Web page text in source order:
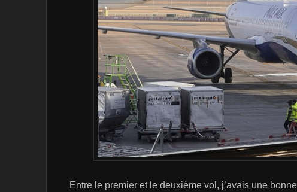
Entre le premier et le deuxième vol, j’avais une